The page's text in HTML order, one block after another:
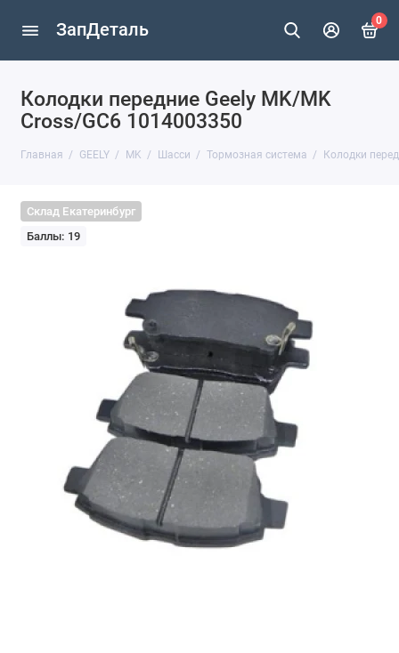
ЗапДеталь 0
Колодки передние Geely MK/MK
Cross/GC6 1014003350
Главная GEELY MK Шасси Тормозная система Колодки
Склад Екатеринбург
Баллы: 19